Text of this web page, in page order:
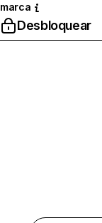
marca
Desbloquear